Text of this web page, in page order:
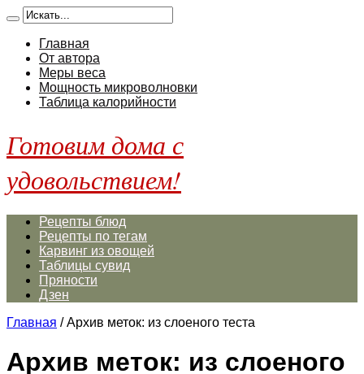
Главная
От автора
Меры веса
Мощность микроволновки
Таблица калорийности
Готовим дома с
удовольствием!
Рецепты блюд
Рецепты по тегам
Карвинг из овощей
Таблицы сувид
Пряности
Дзен
Главная /Архив меток: из слоеного теста
Архив меток: из слоеного